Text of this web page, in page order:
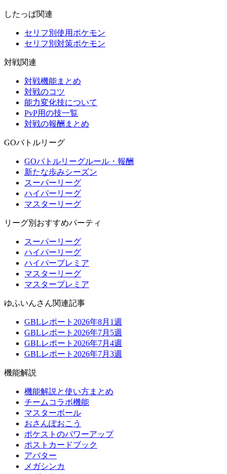
したっぱ関連
セリフ別使用ポケモン
セリフ別対策ポケモン
対戦関連
対戦機能まとめ
対戦のコツ
能力変化技について
PvP用の技一覧
対戦の報酬まとめ
GOバトルリーグ
GOバトルリーグルール・報酬
新たな歩みシーズン
スーパーリーグ
ハイパーリーグ
マスターリーグ
リーグ別おすすめパーティ
スーパーリーグ
ハイパーリーグ
ハイパープレミア
マスターリーグ
マスタープレミア
ゆふいんさん関連記事
GBLレポート2026年8月1週
GBLレポート2026年7月5週
GBLレポート2026年7月4週
GBLレポート2026年7月3週
機能解説
機能解説と使い方まとめ
チームコラボ機能
マスターボール
おさんぽおこう
ポケストのパワーアップ
ポストカードブック
アバター
メガシンカ